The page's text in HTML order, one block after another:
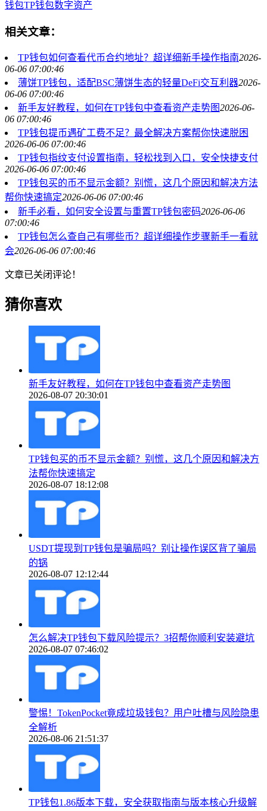
钱包TP钱包数字资产
相关文章：
TP钱包如何查看代币合约地址？超详细新手操作指南2026-
06-06 07:00:46
薄饼TP钱包，适配BSC薄饼生态的轻量DeFi交互利器2026-
06-06 07:00:46
新手友好教程，如何在TP钱包中查看资产走势图2026-06-
06 07:00:46
TP钱包提币遇矿工费不足？最全解决方案帮你快速脱困
2026-06-06 07:00:46
TP钱包指纹支付设置指南，轻松找到入口，安全快捷支付
2026-06-06 07:00:46
TP钱包买的币不显示金额？别慌，这几个原因和解决方法
帮你快速搞定2026-06-06 07:00:46
新手必看，如何安全设置与重置TP钱包密码2026-06-06
07:00:46
TP钱包怎么查自己有哪些币？超详细操作步骤新手一看就
会2026-06-06 07:00:46
文章已关闭评论！
猜你喜欢
新手友好教程，如何在TP钱包中查看资产走势图
2026-08-07 20:30:01
TP钱包买的币不显示金额？别慌，这几个原因和解决方
法帮你快速搞定
2026-08-07 18:12:08
USDT提现到TP钱包是骗局吗？别让操作误区背了骗局
的锅
2026-08-07 12:12:44
怎么解决TP钱包下载风险提示？3招帮你顺利安装避坑
2026-08-07 07:46:02
警惕！TokenPocket竟成垃圾钱包？用户吐槽与风险隐患
全解析
2026-08-06 21:51:37
TP钱包1.86版本下载，安全获取指南与版本核心升级解